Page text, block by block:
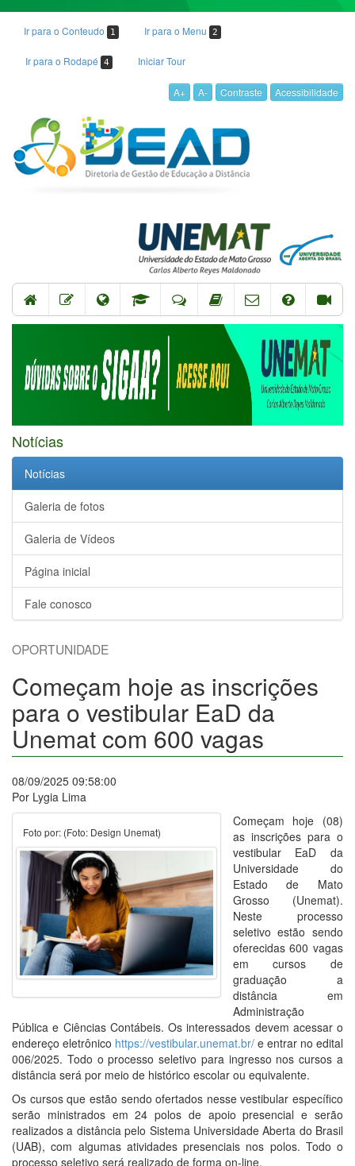
Ir para o Conteudo 1 Ir para o Menu 2
Ir para o Rodapé 4 Iniciar Tour
A+ A- Contraste Acessibilidade
Notícias
Notícias
Galeria de fotos
Galeria de Vídeos
Página inicial
Fale conosco
OPORTUNIDADE
Começam hoje as inscrições
para o vestibular EaD da
Unemat com 600 vagas
08/09/2025 09:58:00
Por Lygia Lima
Foto por: (Foto: Design Unemat)
Começam hoje (08)
as inscrições para o
vestibular EaD da
Universidade do
Estado de Mato
Grosso (Unemat).
Neste processo
seletivo estão sendo
oferecidas 600 vagas
em cursos de
graduação a
distância em
Administração
Pública e Ciências Contábeis. Os interessados devem acessar o
endereço eletrônico https://vestibular.unemat.br/ e entrar no edital
006/2025. Todo o processo seletivo para ingresso nos cursos a
distância será por meio de histórico escolar ou equivalente.
Os cursos que estão sendo ofertados nesse vestibular específico
serão ministrados em 24 polos de apoio presencial e serão
realizados a distância pelo Sistema Universidade Aberta do Brasil
(UAB), com algumas atividades presenciais nos polos. Todo o
processo seletivo será realizado de forma on-line.